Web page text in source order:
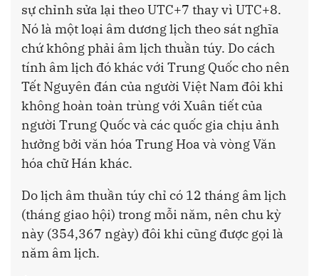
sự chỉnh sửa lại theo UTC+7 thay vì UTC+8.
Nó là một loại âm dương lịch theo sát nghĩa
chứ không phải âm lịch thuần túy. Do cách
tính âm lịch đó khác với Trung Quốc cho nên
Tết Nguyên đán của người Việt Nam đôi khi
không hoàn toàn trùng với Xuân tiết của
người Trung Quốc và các quốc gia chịu ảnh
hưởng bởi văn hóa Trung Hoa và vòng Văn
hóa chữ Hán khác.
Do lịch âm thuần túy chỉ có 12 tháng âm lịch
(tháng giao hội) trong mỗi năm, nên chu kỳ
này (354,367 ngày) đôi khi cũng được gọi là
năm âm lịch.